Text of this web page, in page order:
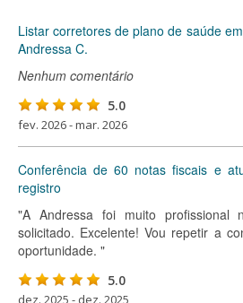
Listar corretores de plano de saúde
Andressa C.
Nenhum comentário
5.0
fev. 2026 - mar. 2026
Conferência de 60 notas fiscais e
registro
"A Andressa foi muito profissional
solicitado. Excelente! Vou repetir a
oportunidade. "
5.0
dez. 2025 - dez. 2025